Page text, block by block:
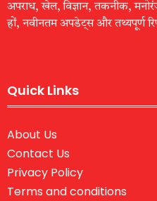
अपराध, खेल, विज्ञान, तकनीक,
हों, नवीनतम अपडेट्स और तथ्यपूर्ण
Quick Links
About Us
Contact Us
Privacy Policy
Terms and conditions